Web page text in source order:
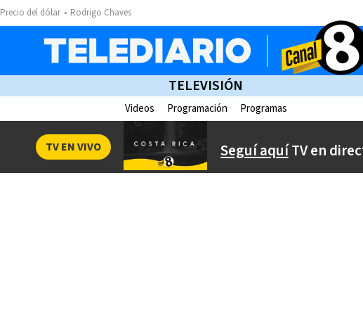
Precio del dólar Rodrigo Chaves
TELEVISIÓN
Videos Programación Programas
Seguí aquíTV en
TV EN VIVO